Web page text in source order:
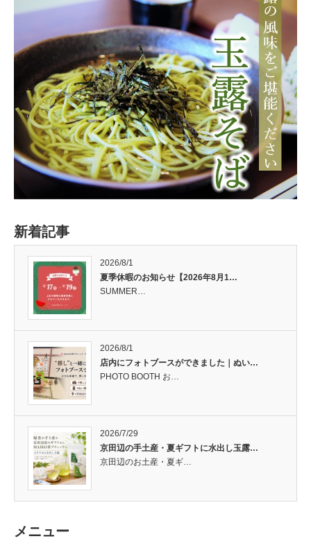
新着記事
2026/8/1
夏季休暇のお知らせ【2026年8月1…
SUMMER…
2026/8/1
店内にフォトブースができました｜ぬい…
PHOTO BOOTH お…
2026/7/29
京田辺の手土産・夏ギフトに水出し玉露…
京田辺のお土産・夏ギ…
メニュー